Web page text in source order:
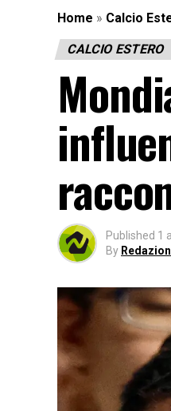
Home » Calcio
CALCIO ESTERO
Published 1
By